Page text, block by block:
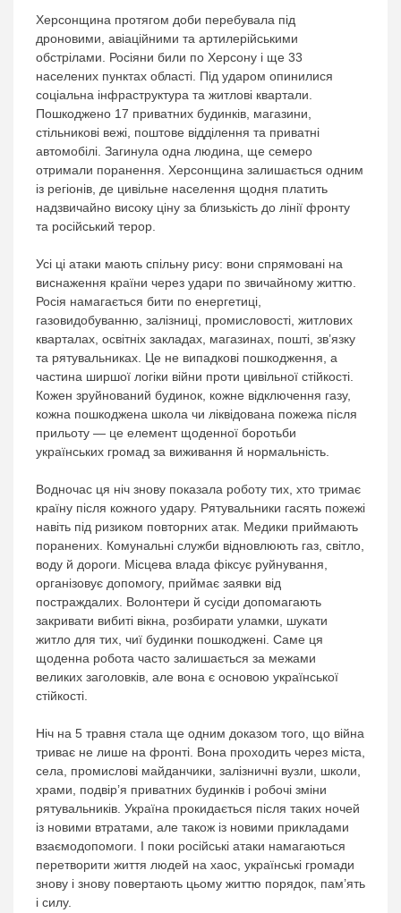
Херсонщина протягом доби перебувала під
дроновими, авіаційними та артилерійськими
обстрілами. Росіяни били по Херсону і ще 33
населених пунктах області. Під ударом опинилися
соціальна інфраструктура та житлові квартали.
Пошкоджено 17 приватних будинків, магазини,
стільникові вежі, поштове відділення та приватні
автомобілі. Загинула одна людина, ще семеро
отримали поранення. Херсонщина залишається одним
із регіонів, де цивільне населення щодня платить
надзвичайно високу ціну за близькість до лінії фронту
та російський терор.
Усі ці атаки мають спільну рису: вони спрямовані на
виснаження країни через удари по звичайному життю.
Росія намагається бити по енергетиці,
газовидобуванню, залізниці, промисловості, житлових
кварталах, освітніх закладах, магазинах, пошті, зв’язку
та рятувальниках. Це не випадкові пошкодження, а
частина ширшої логіки війни проти цивільної стійкості.
Кожен зруйнований будинок, кожне відключення газу,
кожна пошкоджена школа чи ліквідована пожежа після
прильоту — це елемент щоденної боротьби
українських громад за виживання й нормальність.
Водночас ця ніч знову показала роботу тих, хто тримає
країну після кожного удару. Рятувальники гасять пожежі
навіть під ризиком повторних атак. Медики приймають
поранених. Комунальні служби відновлюють газ, світло,
воду й дороги. Місцева влада фіксує руйнування,
організовує допомогу, приймає заявки від
постраждалих. Волонтери й сусіди допомагають
закривати вибиті вікна, розбирати уламки, шукати
житло для тих, чиї будинки пошкоджені. Саме ця
щоденна робота часто залишається за межами
великих заголовків, але вона є основою української
стійкості.
Ніч на 5 травня стала ще одним доказом того, що війна
триває не лише на фронті. Вона проходить через міста,
села, промислові майданчики, залізничні вузли, школи,
храми, подвір’я приватних будинків і робочі зміни
рятувальників. Україна прокидається після таких ночей
із новими втратами, але також із новими прикладами
взаємодопомоги. І поки російські атаки намагаються
перетворити життя людей на хаос, українські громади
знову і знову повертають цьому життю порядок, пам’ять
і силу.